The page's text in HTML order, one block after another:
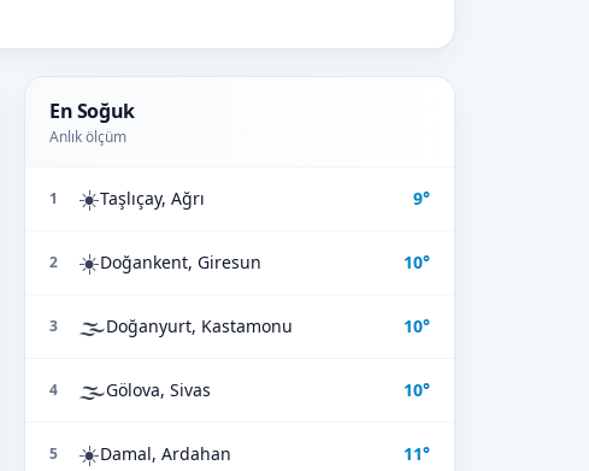
En Soğuk
Anlık ölçüm
1 ☀️Taşlıçay, Ağrı 9°
2 ☀️Doğankent, Giresun 10°
3 🌫️Doğanyurt, Kastamonu 10°
4 🌫️Gölova, Sivas 10°
5 ☀️Damal, Ardahan 11°